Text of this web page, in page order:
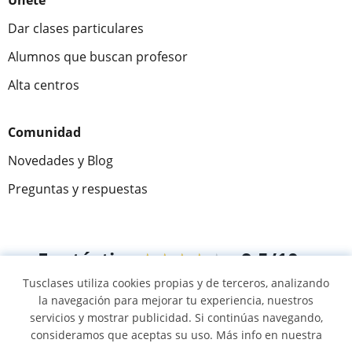
Dar clases particulares
Alumnos que buscan profesor
Alta centros
Comunidad
Novedades y Blog
Preguntas y respuestas
Fantástica★★★★★ 9,5/10
305915 opiniones de alumnos
© 2007 - 2026 Tusclases.co
Tusclases utiliza cookies propias y de terceros, analizando
la navegación para mejorar tu experiencia, nuestros
servicios y mostrar publicidad. Si continúas navegando,
consideramos que aceptas su uso. Más info en nuestra